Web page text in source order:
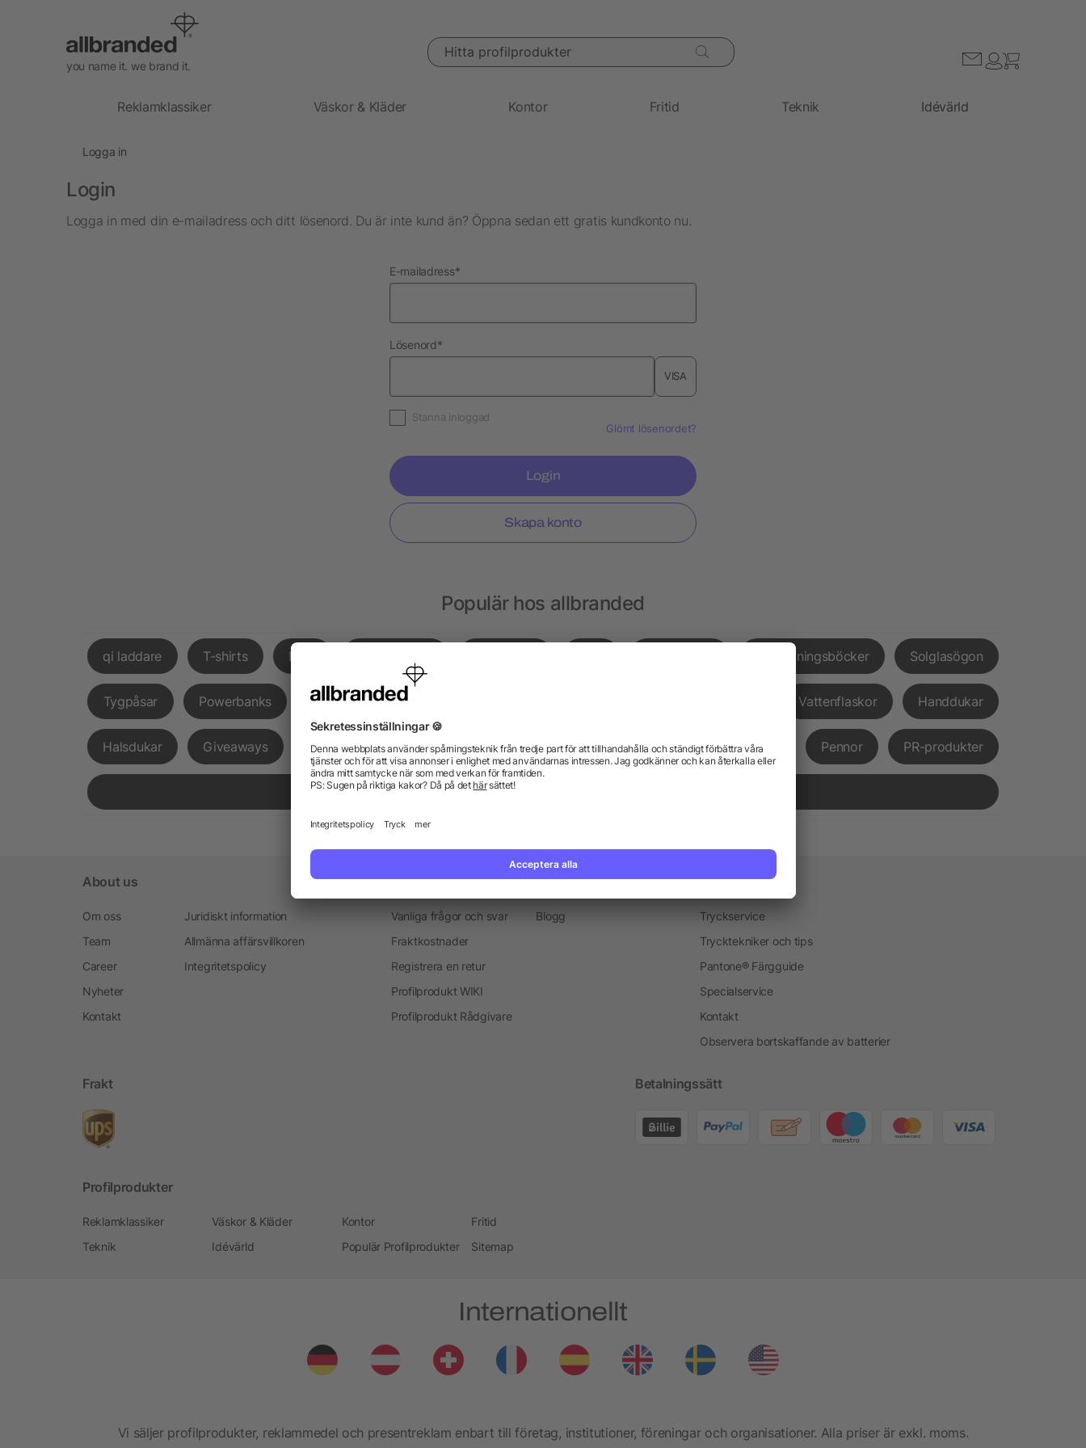
you name it. we brand it.
Hitta profilprodukter
Reklamklassiker Väskor & Kläder Kontor Fritid Teknik Idévärld
Logga in
Login
Logga in med din e-mailadress och ditt lösenord. Du är inte kund än? Öppna sedan ett gratis kundkonto nu.
E-mailadressnödvändig
*
Lösenordnödvändig
*
VISA
Stanna inloggad
Glömt lösenordet?
Login
Skapa konto
Populär hos allbranded
qi laddare T-shirts Påsk Anteckningsböcker Solglasögon
Tygpåsar Powerbanks Godispåsar Vattenflaskor Handdukar
Halsdukar Giveaways Expressleverans Marknadsföring objekt Merchandise-Säljfrämjande Pennor PR-produkter
Presenter för medarbetare
About us
Om oss
Team
Career
Nyheter
Kontakt
Juridiskt information
Allmänna affärsvillkoren
Integritetspolicy
Information
Vanliga frågor och svar
Fraktkostnader
Registrera en retur
Profilprodukt WIKI
Profilprodukt Rådgivare
Blogg
Service
Tryckservice
Trycktekniker och tips
Pantone® Färgguide
Specialservice
Kontakt
Observera bortskaffande av batterier
Frakt Betalningssätt
Profilprodukter
Reklamklassiker Väskor & Kläder Kontor
Fritid
Teknik
Idévärld Populär Profilprodukter Sitemap
Internationellt
Vi säljer profilprodukter, reklammedel och presentreklam enbart till företag, institutioner, föreningar och organisationer. Alla priser är exkl. moms.